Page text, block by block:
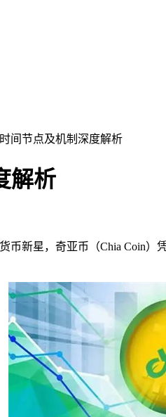
间节点及机制深度解析
解析
币新星，奇亚币（Chia Coin）